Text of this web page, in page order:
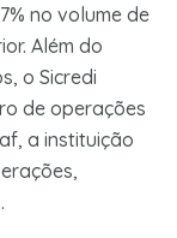
no volume de
Além do
o Sicredi
de operações
a instituição